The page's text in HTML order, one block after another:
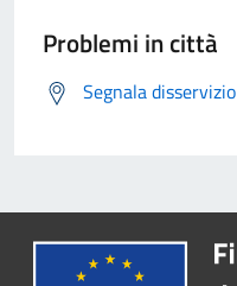
Problemi in città
Segnala disservizio